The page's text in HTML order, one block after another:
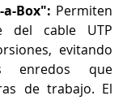
a-Box": Permiten
del cable UTP
evitando
enredos que
de trabajo. El